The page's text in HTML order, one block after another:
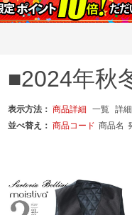
■2024年秋
表示方法： 商品詳細 一覧 詳
並べ替え： 商品コード 商品名